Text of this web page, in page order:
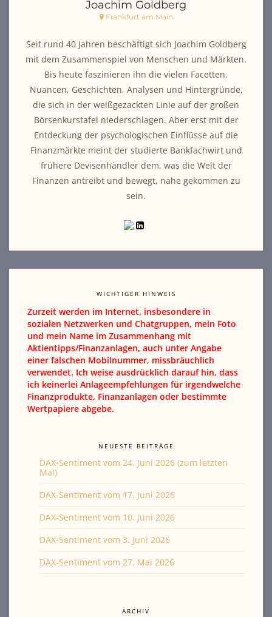
Joachim Goldberg
Frankfurt am Main
Seit rund 40 Jahren beschäftigt sich Joachim Goldberg
mit dem Zusammenspiel von Menschen und Märkten.
Bis heute faszinieren ihn die vielen Facetten,
Nuancen, Geschichten, Analysen und Hintergründe,
die sich in der weißgezackten Linie auf der großen
Börsenkurstafel niederschlagen. Aber erst mit der
Entdeckung der psychologischen Einflüsse auf die
Finanzmärkte meint der studierte Bankfachwirt und
frühere Devisenhändler dem, was die Welt der
Finanzen antreibt und bewegt, nahe gekommen zu
sein.
WICHTIGER HINWEIS
Zurzeit werden im Internet, insbesondere in
sozialen Netzwerken und Chatgruppen, mein Foto
und mein Name im Zusammenhang mit
Aktientipps/Finanzanlagen, auch unter Angabe
einer falschen Mobilnummer, missbräuchlich
verwendet. Ich weise ausdrücklich darauf hin, dass
ich keinerlei Anlageempfehlungen für irgendwelche
Finanzprodukte, Finanzanlagen oder bestimmte
Wertpapiere abgebe.
NEUESTE BEITRÄGE
DAX-Sentiment vom 24. Juni 2026 (zum letzten
Mal)
DAX-Sentiment vom 17. Juni 2026
DAX-Sentiment vom 10. Juni 2026
DAX-Sentiment vom 3. Juni 2026
DAX-Sentiment vom 27. Mai 2026
ARCHIV